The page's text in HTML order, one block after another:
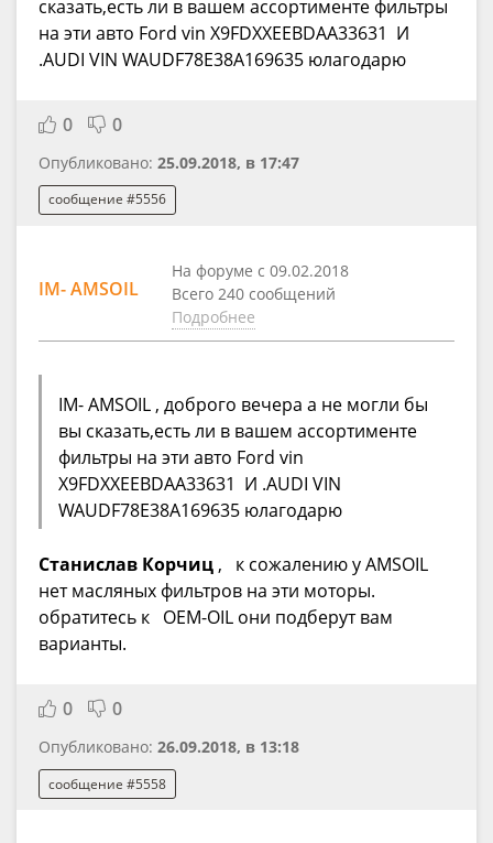
сказать,есть ли в вашем ассортименте фильтры
на эти авто Ford vin X9FDXXEEBDAA33631 И
.AUDI VIN WAUDF78E38A169635 юлагодарю
0 0
Опубликовано: 25.09.2018, в 17:47
сообщение #5556
IM- AMSOIL
На форуме с 09.02.2018
Всего 240 сообщений
Подробнее
IM- AMSOIL , доброго вечера а не могли бы
вы сказать,есть ли в вашем ассортименте
фильтры на эти авто Ford vin
X9FDXXEEBDAA33631 И .AUDI VIN
WAUDF78E38A169635 юлагодарю
Станислав Корчиц ,
к сожалению у AMSOIL
нет масляных фильтров на эти моторы.
обратитесь к OEM-OIL они подберут вам
варианты.
0 0
Опубликовано: 26.09.2018, в 13:18
сообщение #5558